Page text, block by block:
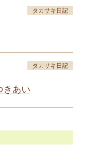
タカサキ日記
タカサキ日記
きあい